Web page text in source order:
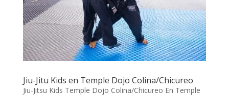
Jiu-Jitu Kids en Temple Dojo Colina/Chicureo
Jiu-Jitsu Kids Temple Dojo Colina/Chicureo En Temple